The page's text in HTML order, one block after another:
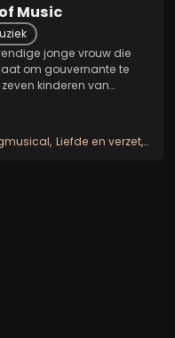
Music
jonge vrouw die
om gouvernante te
kinderen van
een dominante
laten voor muziek en
Liefde en verzet